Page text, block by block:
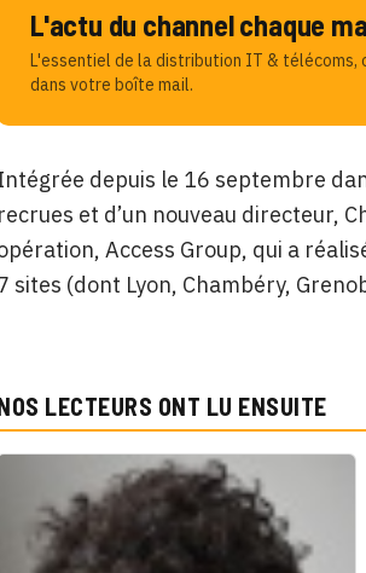
L'actu du channel chaque
L'essentiel de la distribution IT & télécoms,
dans votre boîte mail.
depuis le 16 septembre
recrues et d’un nouveau directeur,
Access Group, qui a
sites (dont Lyon, Chambéry,
LECTEURS ONT LU ENSUITE